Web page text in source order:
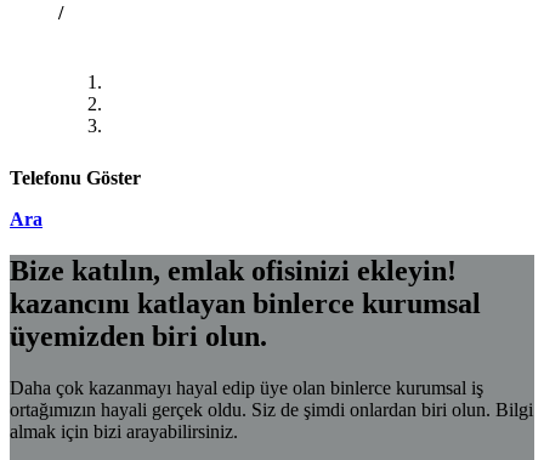
/
Telefonu Göster
Ara
Bize katılın, emlak ofisinizi ekleyin!
kazancını katlayan binlerce kurumsal
üyemizden biri olun.
Daha çok kazanmayı hayal edip üye olan binlerce kurumsal iş
ortağımızın hayali gerçek oldu. Siz de şimdi onlardan biri olun. Bilgi
almak için bizi arayabilirsiniz.